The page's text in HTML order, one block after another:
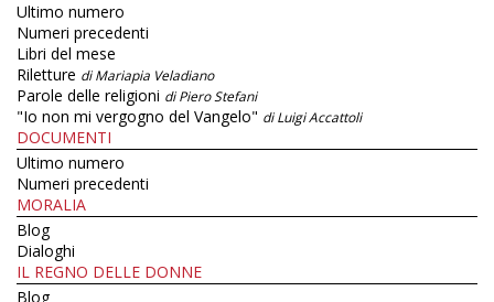
Ultimo numero
Numeri precedenti
Libri del mese
Riletture di Mariapia Veladiano
Parole delle religioni di Piero Stefani
"Io non mi vergogno del Vangelo" di Luigi Accattoli
DOCUMENTI
Ultimo numero
Numeri precedenti
MORALIA
Blog
Dialoghi
IL REGNO DELLE DONNE
Blog